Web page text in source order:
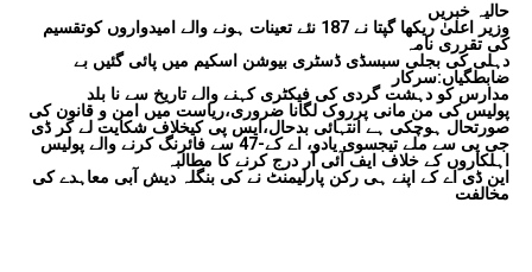
حالیہ خبریں
وزیر اعلیٰ ریکھا گپتا نے 187 نئے تعینات ہونے والے امیدواروں کوتقسیم
کی تقرری نامہ
دہلی کی بجلی سبسڈی ڈسٹری بیوشن اسکیم میں پائی گئیں بے
ضابطگیاں:سرکار
مدارس کو دہشت گردی کی فیکٹری کہنے والے تاریخ سے نا بلد
پولیس کی من مانی پرروک لگانا ضروری،ریاست میں امن و قانون کی
صورتحال ہوچکی ہے انتہائی بدحال،ایس پی کیخلاف شکایت لے کر ڈی
جی پی سے ملے تیجسوی یادو، اے کے-47 سے فائرنگ کرنے والے پولیس
اہلکاروں کے خلاف ایف آئی آر درج کرنے کا مطالبہ
این ڈی اے کے اپنے ہی رکن پارلیمنٹ نے کی بنگلہ دیش آبی معاہدے کی
مخالفت